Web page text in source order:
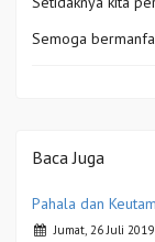
Semoga
Baca Juga
Pahala dan
Jumat, 26 Juli